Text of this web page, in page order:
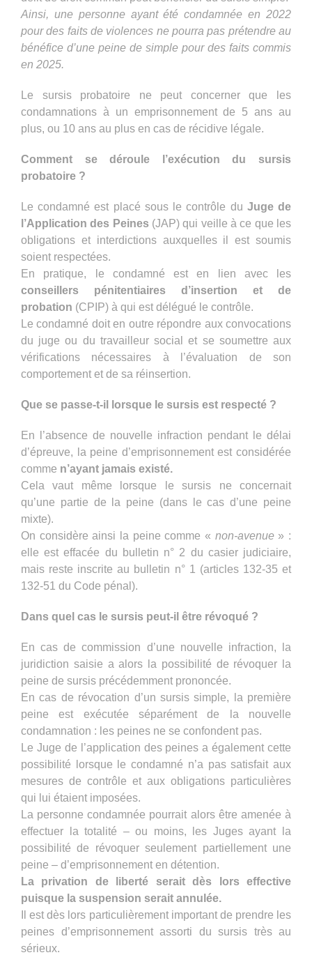
Ainsi, une personne ayant été condamnée en 2022
pour des faits de violences ne pourra pas prétendre au
bénéfice d’une peine de simple pour des faits commis
en 2025.
Le sursis probatoire ne peut concerner que les
condamnations à un emprisonnement de 5 ans au
plus, ou 10 ans au plus en cas de récidive légale.
Comment se déroule l’exécution du sursis
probatoire ?
Le condamné est placé sous le contrôle du Juge de
l’Application des Peines (JAP) qui veille à ce que les
obligations et interdictions auxquelles il est soumis
soient respectées.
En pratique, le condamné est en lien avec les
conseillers pénitentiaires d’insertion et de
probation (CPIP) à qui est délégué le contrôle.
Le condamné doit en outre répondre aux convocations
du juge ou du travailleur social et se soumettre aux
vérifications nécessaires à l’évaluation de son
comportement et de sa réinsertion.
Que se passe-t-il lorsque le sursis est respecté ?
En l’absence de nouvelle infraction pendant le délai
d’épreuve, la peine d’emprisonnement est considérée
comme n’ayant jamais existé.
Cela vaut même lorsque le sursis ne concernait
qu’une partie de la peine (dans le cas d’une peine
mixte).
On considère ainsi la peine comme « non-avenue» :
elle est effacée du bulletin n° 2 du casier judiciaire,
mais reste inscrite au bulletin n° 1 (articles 132-35 et
132-51 du Code pénal).
Dans quel cas le sursis peut-il être révoqué ?
En cas de commission d’une nouvelle infraction, la
juridiction saisie a alors la possibilité de révoquer la
peine de sursis précédemment prononcée.
En cas de révocation d’un sursis simple, la première
peine est exécutée séparément de la nouvelle
condamnation : les peines ne se confondent pas.
Le Juge de l’application des peines a également cette
possibilité lorsque le condamné n’a pas satisfait aux
mesures de contrôle et aux obligations particulières
qui lui étaient imposées.
La personne condamnée pourrait alors être amenée à
effectuer la totalité – ou moins, les Juges ayant la
possibilité de révoquer seulement partiellement une
peine – d’emprisonnement en détention.
La privation de liberté serait dès lors effective
puisque la suspension serait annulée.
Il est dès lors particulièrement important de prendre les
peines d’emprisonnement assorti du sursis très au
sérieux.